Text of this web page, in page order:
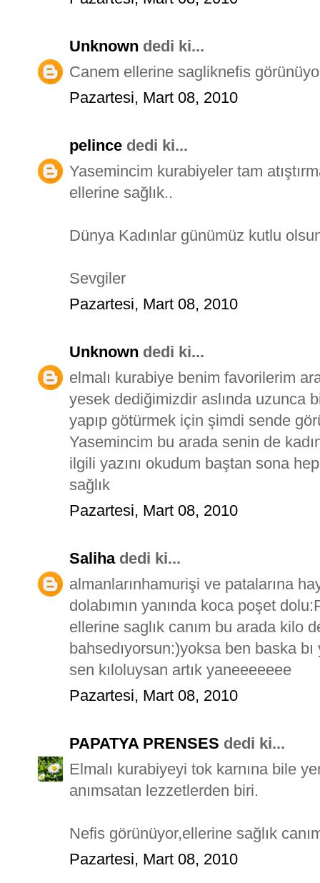
Unknown dedi ki...
Canem ellerine sagliknefis
Pazartesi, Mart 08, 2010
pelince dedi ki...
Yasemincim kurabiyeler tam
ellerine sağlık..
Dünya Kadınlar günümüz kutlu
Sevgiler
Pazartesi, Mart 08, 2010
Unknown dedi ki...
elmalı kurabiye benim favorilerim
yesek dediğimizdir aslında uzunca
yapıp götürmek için şimdi sende
Yasemincim bu arada senin de
ilgili yazını okudum baştan sona
sağlık
Pazartesi, Mart 08, 2010
Salihadedi ki...
almanlarınhamurişi ve patalarına
dolabımın yanında koca poşet
ellerine saglık canım bu arada kilo
bahsedıyorsun:)yoksa ben baska bı
sen kıloluysan artık yaneeeeeee
Pazartesi, Mart 08, 2010
PAPATYA PRENSES dedi ki...
Elmalı kurabiyeyi tok karnına bile
anımsatan lezzetlerden biri.
Nefis görünüyor,ellerine sağlık
Pazartesi, Mart 08, 2010